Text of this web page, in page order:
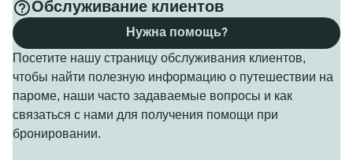
Обслуживание клиентов
Посетите нашу страницу обслуживания клиентов,
чтобы найти полезную информацию о путешествии на
пароме, наши часто задаваемые вопросы и как
связаться с нами для получения помощи при
бронировании.
Нужна помощь?